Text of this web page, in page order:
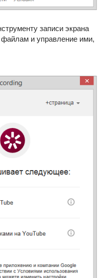
записи экрана
и управление ими,